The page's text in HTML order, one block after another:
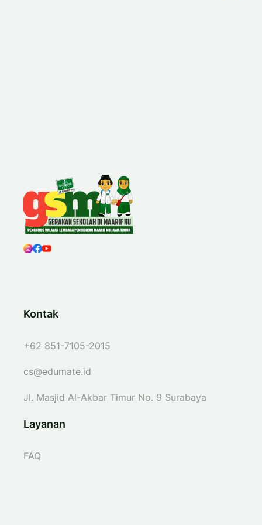
Kontak
+62 851-7105-2015
cs@edumate.id
Jl. Masjid Al-Akbar Timur No. 9 Surabaya
Layanan
FAQ